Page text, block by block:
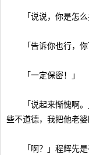
「说说，你是怎么
「告诉你也行，你
「一定保密！」
「说起来惭愧啊。
些不道德，我把他老
「啊？」程辉先是